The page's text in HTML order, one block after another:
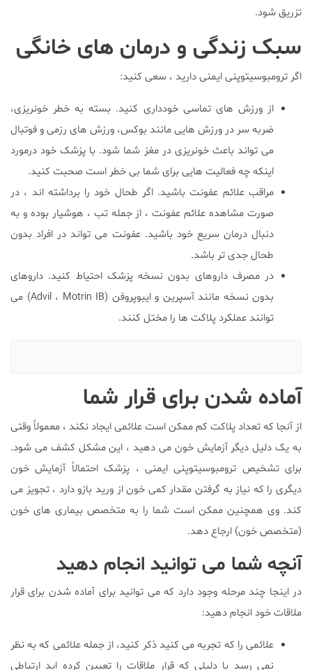
تزریق شود.
سبک زندگی و درمان های خانگی
اگر ترومبوسیتوپنی ایمنی دارید ، سعی کنید:
از ورزش های تماسی خودداری کنید. بسته به خطر خونریزی،
ضربه سر در ورزش هایی مانند بوکس، ورزش های رزمی و فوتبال
می تواند باعث خونریزی در مغز شما شود. با پزشک خود درمورد
اینکه چه فعالیت هایی برای شما بی خطر است صحبت کنید.
مراقب علائم عفونت باشید. اگر طحال خود را برداشته اند ، در
صورت مشاهده علائم عفونت ، از جمله تب ، هوشیار بوده و به
دنبال درمان سریع خود باشید. عفونت می تواند در افراد بدون
طحال جدی تر باشد.
در مصرف داروهای بدون نسخه پزشک احتیاط کنید. داروهای
بدون نسخه مانند آسپرین و ایبوپروفن (Advil ، Motrin IB) می
توانند عملکرد پلاکت ها را مختل کنند.
آماده شدن برای قرار شما
از آنجا که تعداد پلاکت کم ممکن است علائمی ایجاد نکند ، معمولاً وقتی
به یک دلیل دیگر آزمایش خون می دهید ، این مشکل کشف می شود.
برای تشخیص ترومبوسیتوپنی ایمنی ، پزشک احتمالاً آزمایش خون
دیگری را که نیاز به گرفتن مقدار کمی خون از ورید بازو دارد ، تجویز می
کند. وی همچنین ممکن است شما را به متخصص بیماری های خون
(متخصص خون) ارجاع دهد.
آنچه شما می توانید انجام دهید
در اینجا چند مرحله وجود دارد که می توانید برای آماده شدن برای قرار
ملاقات خود انجام دهید:
علائمی را که تجربه می کنید ذکر کنید، از جمله علائمی که به نظر
نمی رسد با دلیلی که قرار ملاقات را تعیین کرده اید ارتباطی